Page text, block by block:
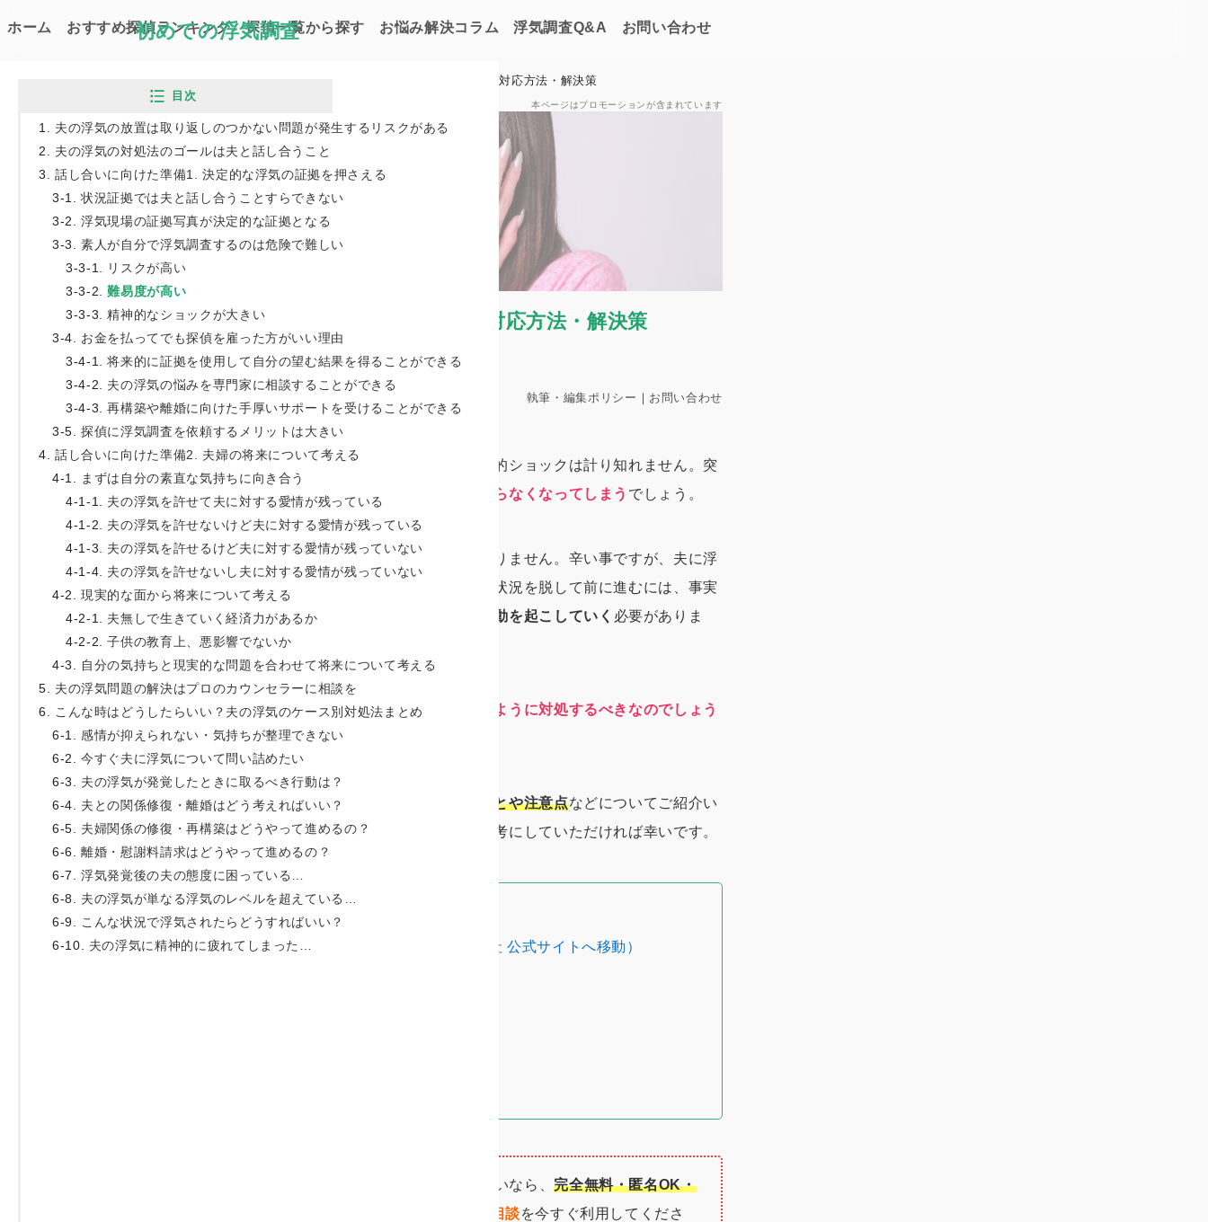
初めての浮気調査
ホーム おすすめ探偵ランキング 探偵一覧から探す お悩み解決コラム 浮気調査Q&A お問い合わせ
本ページはプロモーションが含まれています
夫の浮気の対処法｜旦那の不倫の賢い対応方法・解決策
アラキ ハル｜初めての浮気調査 編集長
最終更新日：2022.06.01
執筆・編集ポリシー ｜ お問い合わせ
夫の浮気
や不倫を知ってしまったら…妻が受ける精神的ショックは計り知れません。突
然の出来事に頭が真っ白になり、
どうしていいかわからなくなってしまう でしょう。
しかし、当然ながらその状態のままでいても何も変わりません。辛い事ですが、夫に浮
気をされたことは消せない事実なのです。この苦しい状況を脱して前に進むには、事実
を受け止めて「今後どうすべきか 考え、決断し、行動を起こしていく 必要がありま
す。
では、夫の浮気を見つけてしまった際、具体的にどのように対処するべきなのでしょう
か。
ここでは、夫の浮気発覚時の対処方法として必要なことや注意点などについてご紹介い
たします。夫の浮気を乗り越え、解決に導くための参考にしていただければ幸いです。
お役立ちページ
匿名OK！無料でカウンセラーへ相談
（HAL探偵社 公式サイトへ移動）
あなたがもし、夫に浮気をやめさせたい／制裁したいなら、完全無料・匿名OK・
HAL探偵社の匿名無料相談を今すぐ利用してくださ
夫の浮気の対処法｜旦那の不倫の賢い対応方法・解決策
目次
夫の浮気の放置は取り返しのつかない問題が発生するリスクがある
夫の浮気の対処法のゴールは夫と話し合うこと
話し合いに向けた準備1. 決定的な浮気の証拠を押さえる
状況証拠では夫と話し合うことすらできない
浮気現場の証拠写真が決定的な証拠となる
素人が自分で浮気調査するのは危険で難しい
リスクが高い
難易度が高い
精神的なショックが大きい
お金を払ってでも探偵を雇った方がいい理由
将来的に証拠を使用して自分の望む結果を得ることができる
夫の浮気の悩みを専門家に相談することができる
再構築や離婚に向けた手厚いサポートを受けることができる
探偵に浮気調査を依頼するメリットは大きい
話し合いに向けた準備2. 夫婦の将来について考える
まずは自分の素直な気持ちに向き合う
夫の浮気を許せて夫に対する愛情が残っている
夫の浮気を許せないけど夫に対する愛情が残っている
夫の浮気を許せるけど夫に対する愛情が残っていない
夫の浮気を許せないし夫に対する愛情が残っていない
現実的な面から将来について考える
夫無しで生きていく経済力があるか
子供の教育上、悪影響でないか
自分の気持ちと現実的な問題を合わせて将来について考える
夫の浮気問題の解決はプロのカウンセラーに相談を
こんな時はどうしたらいい？夫の浮気のケース別対処法まとめ
感情が抑えられない・気持ちが整理できない
今すぐ夫に浮気について問い詰めたい
夫の浮気が発覚したときに取るべき行動は？
夫との関係修復・離婚はどう考えればいい？
夫婦関係の修復・再構築はどうやって進めるの？
離婚・慰謝料請求はどうやって進めるの？
浮気発覚後の夫の態度に困っている…
夫の浮気が単なる浮気のレベルを超えている…
こんな状況で浮気されたらどうすればいい？
夫の浮気に精神的に疲れてしまった…